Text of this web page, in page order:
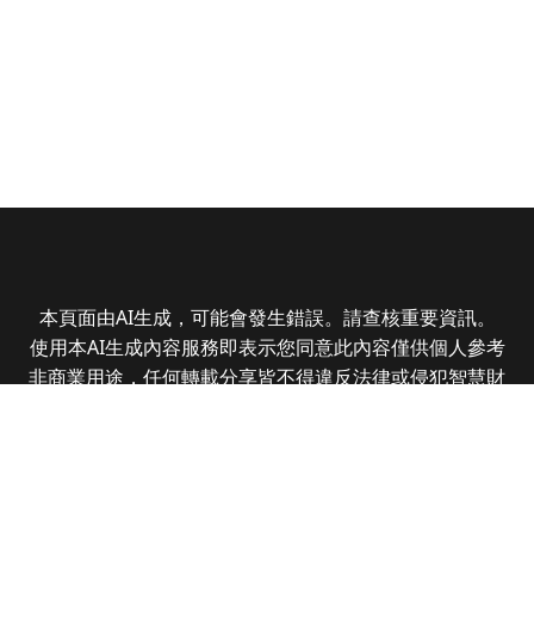
本頁面由AI生成，可能會發生錯誤。請查核重要資訊。
使用本AI生成內容服務即表示您同意此內容僅供個人參考
非商業用途，任何轉載分享皆不得違反法律或侵犯智慧財